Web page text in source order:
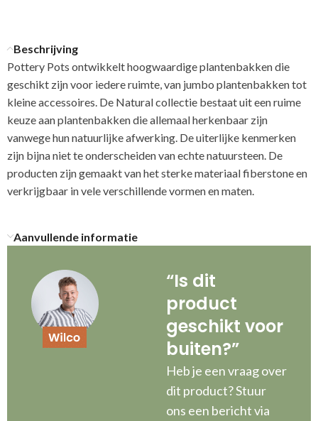
Beschrijving
Pottery Pots ontwikkelt hoogwaardige plantenbakken die
geschikt zijn voor iedere ruimte, van jumbo plantenbakken tot
kleine accessoires. De Natural collectie bestaat uit een ruime
keuze aan plantenbakken die allemaal herkenbaar zijn
vanwege hun natuurlijke afwerking. De uiterlijke kenmerken
zijn bijna niet te onderscheiden van echte natuursteen. De
producten zijn gemaakt van het sterke materiaal fiberstone en
verkrijgbaar in vele verschillende vormen en maten.
Aanvullende informatie
“Is dit
product
geschikt voor
buiten?”
Heb je een vraag over
dit product? Stuur
ons een bericht via